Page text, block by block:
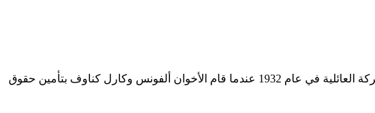
تقنيات التعدين عن الجبس مناطق تعدين الجبس في ألمانيا نبذة عن - Knauf. بدأت مجموعة شركاتنا بدايةً متواضعةً .تأسست الشركة العائلية في عام 1932 عندما قام الأخوان ألفونس وكارل كناوف بتأمين حقوق